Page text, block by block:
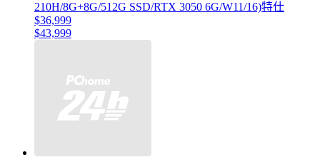
210H/8G+8G/512G SSD/RTX 3050 6G/W11/16)特仕
$36,999
$43,999